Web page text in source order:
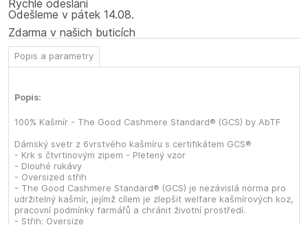
Rychlé odeslání
Odešleme v pátek 14.08.
Zdarma v našich buticích
Popis a parametry
Popis:
100% Kašmír - The Good Cashmere Standard® (GCS) by AbTF
Dámský svetr z 6vrstvého kašmíru s certifikátem GCS®
- Krk s čtvrtinovým zipem - Pletený vzor
- Dlouhé rukávy
- Oversized střih
- The Good Cashmere Standard® (GCS) je nezávislá norma pro
udržitelný kašmír, jejímž cílem je zlepšit welfare kašmírových koz,
pracovní podmínky farmářů a chránit životní prostředí.
- Střih: Oversize